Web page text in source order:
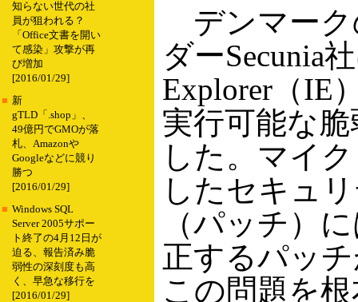
知らない世代の社
員が狙われる？
「Office文書を開い
て感染」攻撃が再
び増加
[2016/01/29]
■ 新
gTLD「.shop」、
49億円でGMOが落
札、Amazonや
Googleなどに競り
勝つ
[2016/01/29]
■ Windows SQL
Server 2005サポー
ト終了の4月12日が
迫る、報告済み脆
弱性の深刻度も高
く、早急な移行を
[2016/01/29]
デンマーク
ダーSecunia
Explorer（IE
実行可能な
した。マイ
したセキュ
（パッチ）
正するパッ
この問題を